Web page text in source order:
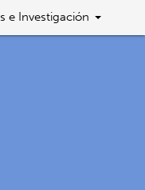
e Investigación